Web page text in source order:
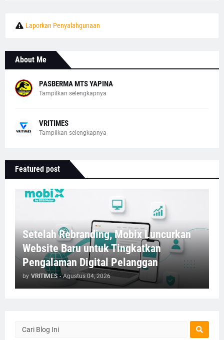
Laporkan Penyalahgunaan
About Me
PASBERMA MTS YAPINA
Tampilkan selengkapnya
VRITIMES
Tampilkan selengkapnya
Featured post
Setelah Rebranding, Mobix Luncurkan
Website Baru untuk Tingkatkan
Pengalaman Digital Pelanggan
by VRITIMES - Agustus 04, 2026